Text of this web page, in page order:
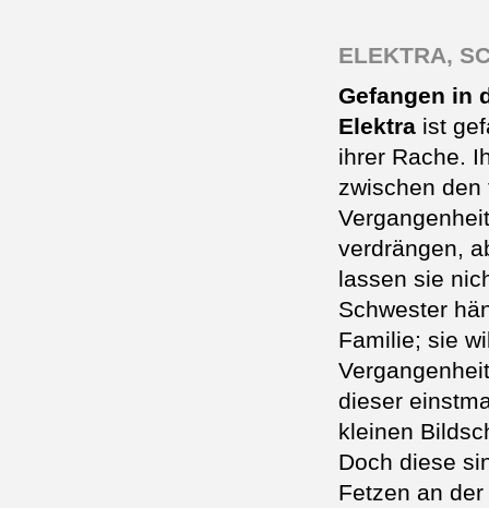
ELEKTRA,
Gefangen in
Elektra ist
ihrer Rache.
zwischen den
verdrängen,
lassen sie
Schwester
Familie; sie
dieser
kleinen
Doch diese
Fetzen an